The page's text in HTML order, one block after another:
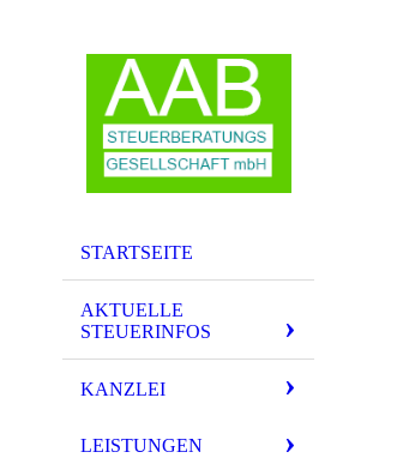
STARTSEITE
AKTUELLE
STEUERINFOS
KANZLEI
LEISTUNGEN